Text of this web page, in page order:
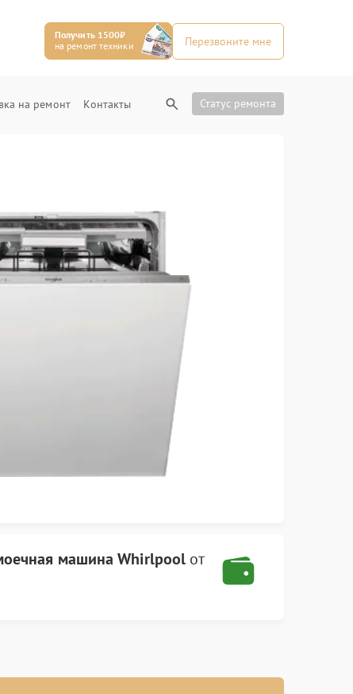
Получить 1500₽
на ремонт техники
Перезвоните мне
на ремонт Контакты Статус ремонта
машина Whirlpool от